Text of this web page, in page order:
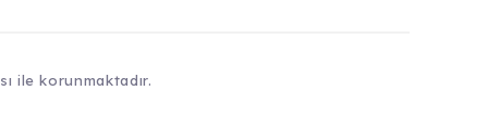
ile korunmaktadır.